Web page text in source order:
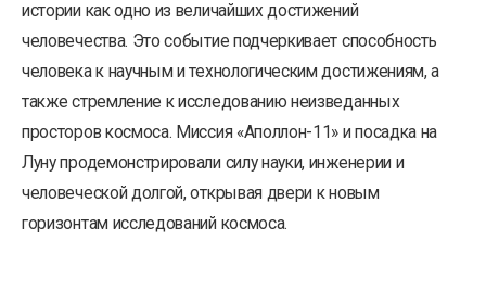
истории как одно из величайших достижений
человечества. Это событие подчеркивает способность
человека к научным и технологическим достижениям, а
также стремление к исследованию неизведанных
просторов космоса. Миссия «Аполлон-11» и посадка на
Луну продемонстрировали силу науки, инженерии и
человеческой долгой, открывая двери к новым
горизонтам исследований космоса.